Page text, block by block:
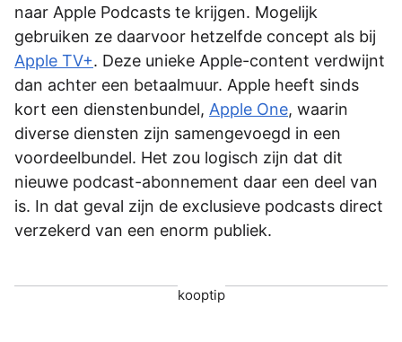
naar Apple Podcasts te krijgen. Mogelijk
gebruiken ze daarvoor hetzelfde concept als bij
Apple TV+. Deze unieke Apple-content verdwijnt
dan achter een betaalmuur. Apple heeft sinds
kort een dienstenbundel, Apple One, waarin
diverse diensten zijn samengevoegd in een
voordeelbundel. Het zou logisch zijn dat dit
nieuwe podcast-abonnement daar een deel van
is. In dat geval zijn de exclusieve podcasts direct
verzekerd van een enorm publiek.
kooptip